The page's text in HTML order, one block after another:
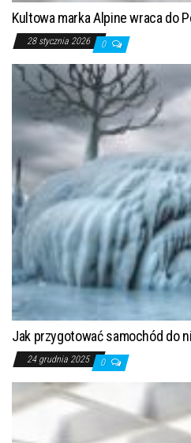
Kultowa marka Alpine wraca do
28 stycznia 2026 0
Jak przygotować samochód do
24 grudnia 2025 0